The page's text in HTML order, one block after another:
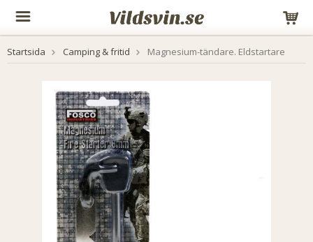
Startsida Camping & fritid Magnesium-tändare. Eldstartare